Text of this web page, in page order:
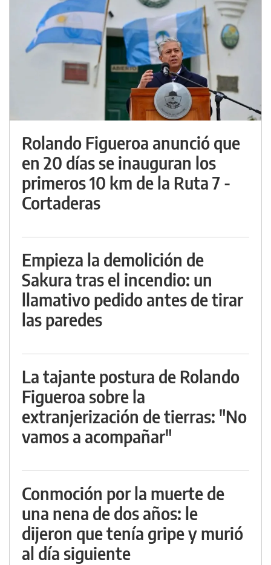
Rolando Figueroa anunció que
en 20 días se inauguran los
primeros 10 km de la Ruta 7 -
Cortaderas
Empieza la demolición de
Sakura tras el incendio: un
llamativo pedido antes de tirar
las paredes
La tajante postura de Rolando
Figueroa sobre la
extranjerización de tierras: "No
vamos a acompañar"
Conmoción por la muerte de
una nena de dos años: le
dijeron que tenía gripe y murió
al día siguiente